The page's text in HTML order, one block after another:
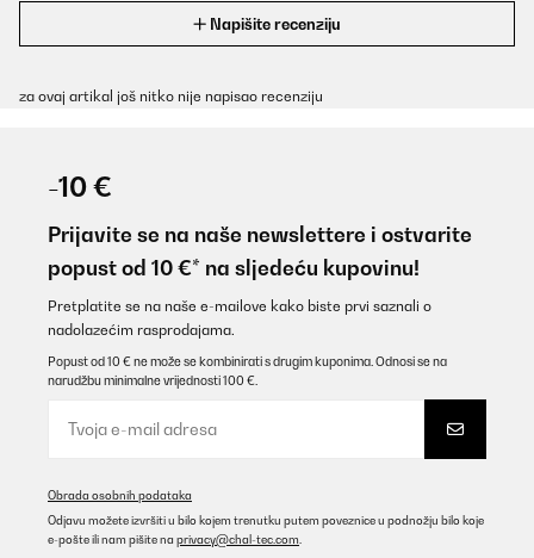
Napišite recenziju
za ovaj artikal još nitko nije napisao recenziju
-10 €
Prijavite se na naše newslettere i ostvarite
popust od 10 €* na sljedeću kupovinu!
Pretplatite se na naše e-mailove kako biste prvi saznali o
nadolazećim rasprodajama.
Popust od 10 € ne može se kombinirati s drugim kuponima. Odnosi se na
narudžbu minimalne vrijednosti 100 €.
Obrada osobnih podataka
Odjavu možete izvršiti u bilo kojem trenutku putem poveznice u podnožju bilo koje
e-pošte ili nam pišite na privacy@chal-tec.com